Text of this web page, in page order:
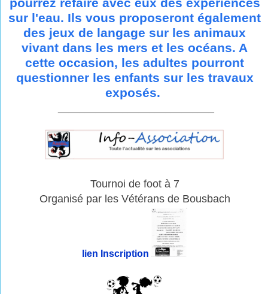
pourrez refaire avec eux des expériences
sur l'eau. Ils vous proposeront également
des jeux de langage sur les animaux
vivant dans les mers et les océans. A
cette occasion, les adultes pourront
questionner les enfants sur les travaux
exposés.
Tournoi de foot à 7
Organisé par les Vétérans de Bousbach
lien Inscription